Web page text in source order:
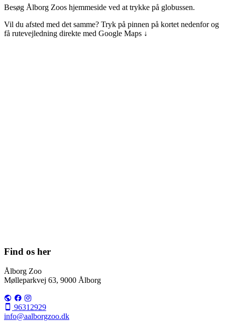
Besøg Ålborg Zoos hjemmeside ved at trykke på globussen.
Vil du afsted med det samme? Tryk på pinnen på kortet nedenfor og
få rutevejledning direkte med Google Maps ↓
Find os her
Ålborg Zoo
Mølleparkvej 63, 9000 Ålborg
96312929
info@aalborgzoo.dk